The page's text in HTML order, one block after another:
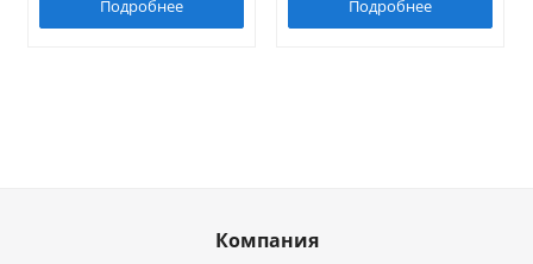
Подробнее Подробнее
Компания